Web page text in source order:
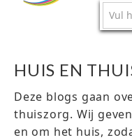
HUIS EN
Deze blogs gaan
thuiszorg. Wij
en om het huis,